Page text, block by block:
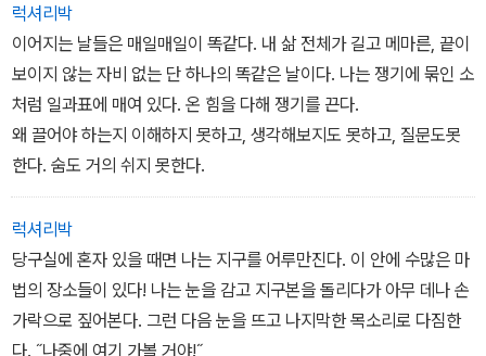
럭셔리박
이어지는 날들은 매일매일이 똑같다. 내 삶 전체가 길고 메마른, 끝이
보이지 않는 자비 없는 단 하나의 똑같은 날이다. 나는 쟁기에 묶인 소
처럼 일과표에 매여 있다. 온 힘을 다해 쟁기를 끈다.
왜 끌어야 하는지 이해하지 못하고, 생각해보지도 못하고, 질문도못
한다. 숨도 거의 쉬지 못한다.
럭셔리박
당구실에 혼자 있을 때면 나는 지구를 어루만진다. 이 안에 수많은 마
법의 장소들이 있다! 나는 눈을 감고 지구본을 돌리다가 아무 데나 손
가락으로 짚어본다. 그런 다음 눈을 뜨고 나지막한 목소리로 다짐한
다. ˝나중에 여기 가볼 거야!˝